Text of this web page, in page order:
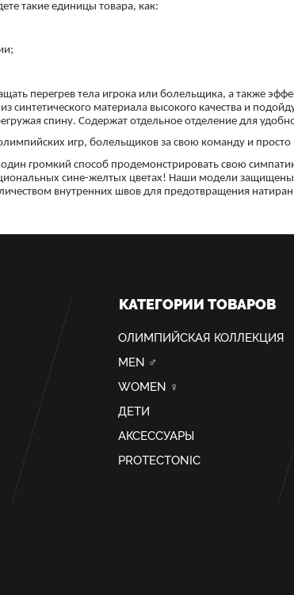
такие единицы товара, как:
перегрев тела игрока или болельщика, а также
синтетического материала высокого качества и
спину. Содержат отдельное отделение для
игр, болельщиков за свою команду и просто
громкий способ продемонстрировать свою
сине-желтых цветах! Наши модели
внутренних швов для предотвращения
КАТЕГОРИИ ТОВАРОВ
ОЛИМПИЙСКАЯ КОЛЛЕКЦИЯ
MEN ♂
WOMEN ♀
ДЕТИ
АКСЕССУАРЫ
PROTECTONIC